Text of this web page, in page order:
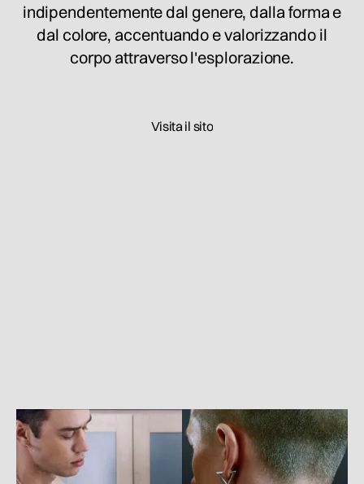
indipendentemente dal genere, dalla forma e
dal colore, accentuando e valorizzando il
corpo attraverso l'esplorazione.
Visita il sito